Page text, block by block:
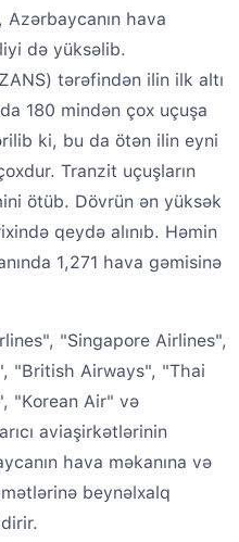
Azərbaycanın hava
də yüksəlib.
tərəfindən ilin ilk altı
180 mindən çox uçuşa
ki, bu da ötən ilin eyni
Tranzit uçuşların
ötüb. Dövrün ən yüksək
qeydə alınıb. Həmin
1,271 hava gəmisinə
"Singapore Airlines",
"British Airways", "Thai
"Korean Air" və
aviaşirkətlərinin
hava məkanına və
beynəlxalq